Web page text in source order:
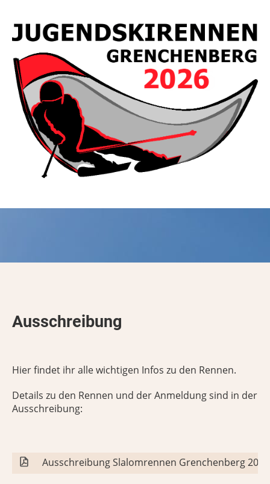
Ausschreibung
Hier findet ihr alle wichtigen Infos zu den Rennen.
Details zu den Rennen und der Anmeldung sind in der
Ausschreibung:
Ausschreibung Slalomrennen Grenchenberg